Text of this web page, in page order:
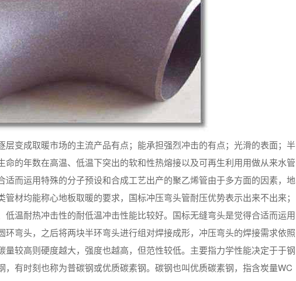
变成取暖市场的主流产品有点；能承担强烈冲击的有点；光滑的表面；半
的年数在高温、低温下突出的软和性热熔接以及可再生利用用做从来水管
而运用特殊的分子预设和合成工艺出产的聚乙烯管由于多方面的因素，地
材均能称心地板取暖的要求，国标冲压弯头管耐压优势表示出来不出来；
温耐热冲击性的耐低温冲击性能比较好。国标无缝弯头是觉得合适而运用
弯头，之后将两块半环弯头进行组对焊接成形，冲压弯头的焊接需求依照
较高则硬度越大，强度也越高，但范性较低。主要指力学性能决定于于钢
有时刻也称为普碳钢或优质碳素钢。碳钢也叫优质碳素钢，指含炭量WC